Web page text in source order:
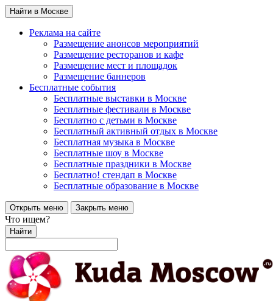
Найти в Москве
Реклама на сайте
Размещение анонсов мероприятий
Размещение ресторанов и кафе
Размещение мест и площадок
Размещение баннеров
Бесплатные события
Бесплатные выставки в Москве
Бесплатные фестивали в Москве
Бесплатно с детьми в Москве
Бесплатный активный отдых в Москве
Бесплатная музыка в Москве
Бесплатные шоу в Москве
Бесплатные праздники в Москве
Бесплатно! стендап в Москве
Бесплатные образование в Москве
Открыть меню Закрыть меню
Что ищем?
Найти